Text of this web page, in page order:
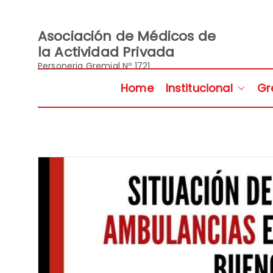
contenidoAsociación de Médicos de
la Actividad Privada
Personeria Gremial Nº 1721
Home Institucional